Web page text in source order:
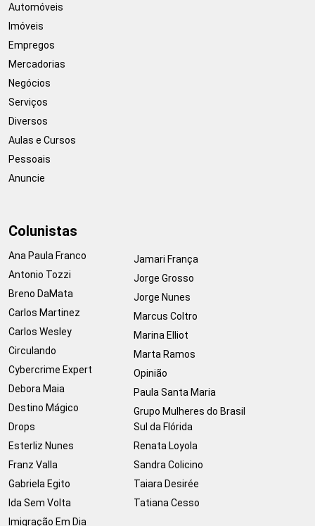
Automóveis
Imóveis
Empregos
Mercadorias
Negócios
Serviços
Diversos
Aulas e Cursos
Pessoais
Anuncie
Colunistas
Ana Paula Franco
Antonio Tozzi
Breno DaMata
Carlos Martinez
Carlos Wesley
Circulando
Cybercrime Expert
Debora Maia
Destino Mágico
Drops
Esterliz Nunes
Franz Valla
Gabriela Egito
Ida Sem Volta
Imigração Em Dia
Jamari França
Jorge Grosso
Jorge Nunes
Marcus Coltro
Marina Elliot
Marta Ramos
Opinião
Paula Santa Maria
Grupo Mulheres do Brasil
Sul da Flórida
Renata Loyola
Sandra Colicino
Taiara Desirée
Tatiana Cesso